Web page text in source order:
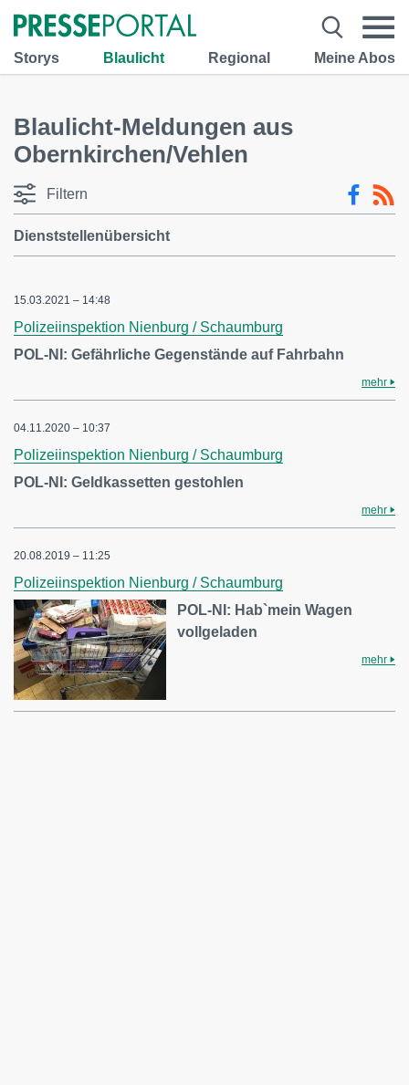
Storys Blaulicht Regional Meine Abos
Blaulicht-Meldungen aus
Obernkirchen/Vehlen
Filtern
Dienststellenübersicht
15.03.2021 – 14:48
Polizeiinspektion Nienburg / Schaumburg
POL-NI: Gefährliche Gegenstände auf Fahrbahn
mehr
04.11.2020 – 10:37
Polizeiinspektion Nienburg / Schaumburg
POL-NI: Geldkassetten gestohlen
mehr
20.08.2019 – 11:25
Polizeiinspektion Nienburg / Schaumburg
POL-NI: Hab`mein Wagen
vollgeladen
mehr